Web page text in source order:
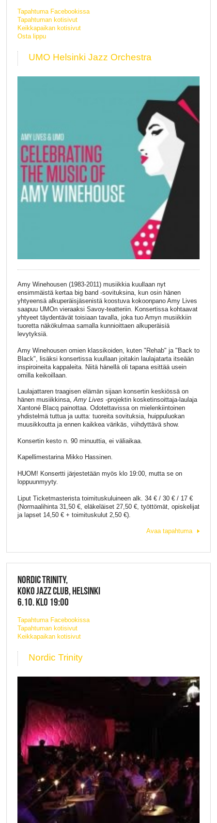
Tapahtuma Facebookissa
Tapahtuman kotisivut
Keikkapaikan kotisivut
Osta lippu
UMO Helsinki Jazz Orchestra
Amy Winehousen (1983-2011) musiikkia kuullaan nyt
ensimmäistä kertaa big band -sovituksina, kun osin hänen
yhtyeensä alkuperäisjäsenistä koostuva kokoonpano Amy Lives
saapuu UMOn vieraaksi Savoy-teatteriin. Konsertissa kohtaavat
yhtyeet täydentävät toisiaan tavalla, joka tuo Amyn musiikkiin
tuoretta näkökulmaa samalla kunnioittaen alkuperäisiä
levytyksiä.
Amy Winehousen omien klassikoiden, kuten "Rehab" ja "Back to
Black", lisäksi konsertissa kuullaan joitakin laulajatarta itseään
inspiroineita kappaleita. Niitä hänellä oli tapana esittää usein
omilla keikoillaan.
Laulajattaren traagisen elämän sijaan konsertin keskiössä on
hänen musiikkinsa,Amy Lives -projektin kosketinsoittaja-laulaja
Xantoné Blacq painottaa. Odotettavissa on mielenkiintoinen
yhdistelmä tuttua ja uutta: tuoreita sovituksia, huippuluokan
muusikkoutta ja ennen kaikkea värikäs, viihdyttävä show.
Konsertin kesto n. 90 minuuttia, ei väliaikaa.
Kapellimestarina Mikko Hassinen.
HUOM! Konsertti järjestetään myös klo 19:00, mutta se on
loppuunmyyty.
Liput Ticketmasterista toimituskuluineen alk. 34 € / 30 € / 17 €
(Normaalihinta 31,50 €, eläkeläiset 27,50 €, työttömät, opiskelijat
ja lapset 14,50 € + toimituskulut 2,50 €).
Avaa tapahtuma
NORDIC TRINITY,
KOKO JAZZ CLUB, HELSINKI
6.10. KLO 19:00
Tapahtuma Facebookissa
Tapahtuman kotisivut
Keikkapaikan kotisivut
Nordic Trinity